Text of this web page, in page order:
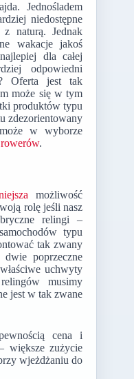
Jednośladem
niedostępne
naturą. Jednak
wakacje jakoś
dla całej
odpowiedni
Oferta jest tak
może się w tym
produktów typu
zdezorientowany
w wyborze
.
możliwość
rolę jeśli nasz
relingi –
typu
tak zwany
poprzeczne
uchwyty
musimy
jest w tak zwane
cena i
większe zużycie
wjeżdżaniu do